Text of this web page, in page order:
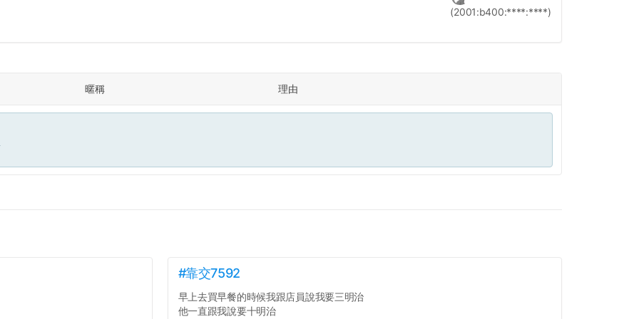
(2001:b400:****:****)
暱稱 理由
#靠交7592
早上去買早餐的時候我跟店員說我要三明治
他一直跟我說要十明治